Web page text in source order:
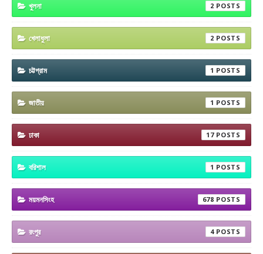
খুলনা 2
খেলাধুলা 2
চট্টগ্রাম 1
জাতীয় 1
ঢাকা 17
বরিশাল 1
ময়মনসিংহ 678
রংপুর 4